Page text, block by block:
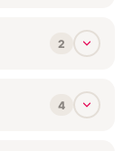
2
4